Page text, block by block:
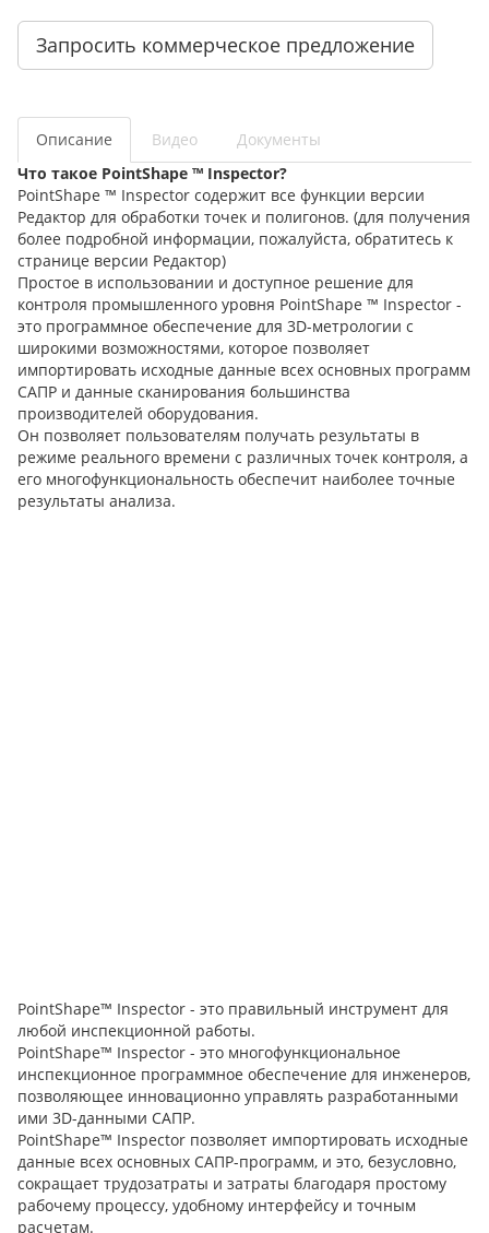
Запросить коммерческое предложение
Описание Видео
Документы
Что такое PointShape ™ Inspector?
PointShape ™ Inspector содержит все функции версии
Редактор для обработки точек и полигонов. (для получения
более подробной информации, пожалуйста, обратитесь к
странице версии Редактор)
Простое в использовании и доступное решение для
контроля промышленного уровня PointShape ™ Inspector -
это программное обеспечение для 3D-метрологии с
широкими возможностями, которое позволяет
импортировать исходные данные всех основных программ
САПР и данные сканирования большинства
производителей оборудования.
Он позволяет пользователям получать результаты в
режиме реального времени с различных точек контроля, а
его многофункциональность обеспечит наиболее точные
результаты анализа.
PointShape™ Inspector - это правильный инструмент для
любой инспекционной работы.
PointShape™ Inspector - это многофункциональное
инспекционное программное обеспечение для инженеров,
позволяющее инновационно управлять разработанными
ими 3D-данными САПР.
PointShape™ Inspector позволяет импортировать исходные
данные всех основных САПР-программ, и это, безусловно,
сокращает трудозатраты и затраты благодаря простому
рабочему процессу, удобному интерфейсу и точным
расчетам.